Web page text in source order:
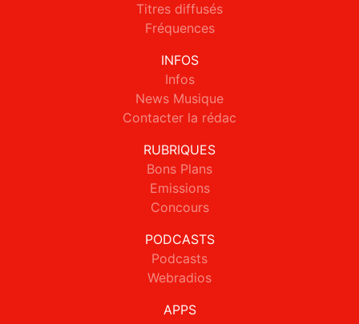
Titres diffusés
Fréquences
INFOS
Infos
News Musique
Contacter la rédac
RUBRIQUES
Bons Plans
Emissions
Concours
PODCASTS
Podcasts
Webradios
APPS